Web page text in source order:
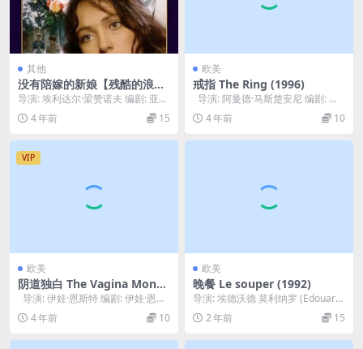
其他
没有陪嫁的新娘【残酷的浪漫
史】A Cruel Romance 1984
导演: 埃利达尔·梁赞诺夫 编剧: 亚历
山大·尼古拉耶维奇·奥斯特洛夫斯
基 / ...4 年前 15
欧美
戒指 The Ring (1996)
导演: 阿曼德·马斯楚安尼 编剧: 丹
尼尔.斯蒂尔 / Nancy...
4 年前 10
VIP
欧美
阴道独白 The Vagina Monol
ogues (2002)
导演: 伊娃·恩斯特 编剧: 伊娃·恩斯
特 主演: 伊娃·恩斯特 ...
4 年前 10
欧美
晚餐 Le souper (1992)
导演: 埃德沃德 莫利纳罗 (Edouard
Molinaro) 编剧: 埃德沃...
2 年前 15